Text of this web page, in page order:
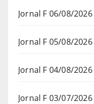
Jornal F 06/08/2026
Jornal F 05/08/2026
Jornal F 04/08/2026
Jornal F 03/07/2026